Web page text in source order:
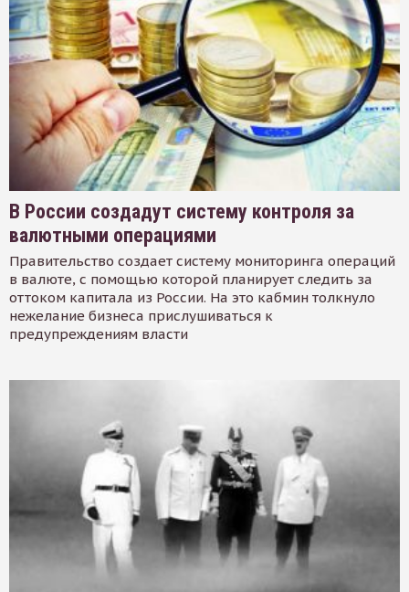
В России создадут систему контроля за
валютными операциями
Правительство создает систему мониторинга операций
в валюте, с помощью которой планирует следить за
оттоком капитала из России. На это кабмин толкнуло
нежелание бизнеса прислушиваться к
предупреждениям власти